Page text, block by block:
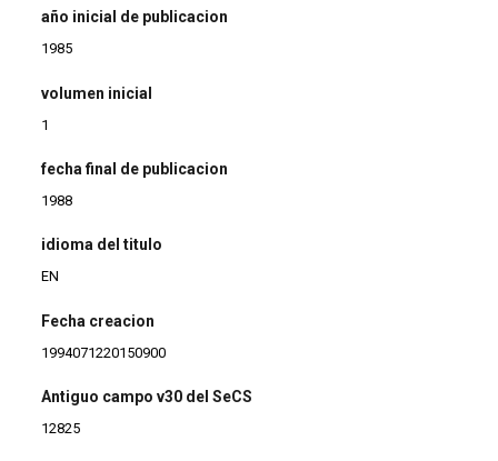
año inicial de publicacion
1985
volumen inicial
1
fecha final de publicacion
1988
idioma del titulo
EN
Fecha creacion
1994071220150900
Antiguo campo v30 del SeCS
12825